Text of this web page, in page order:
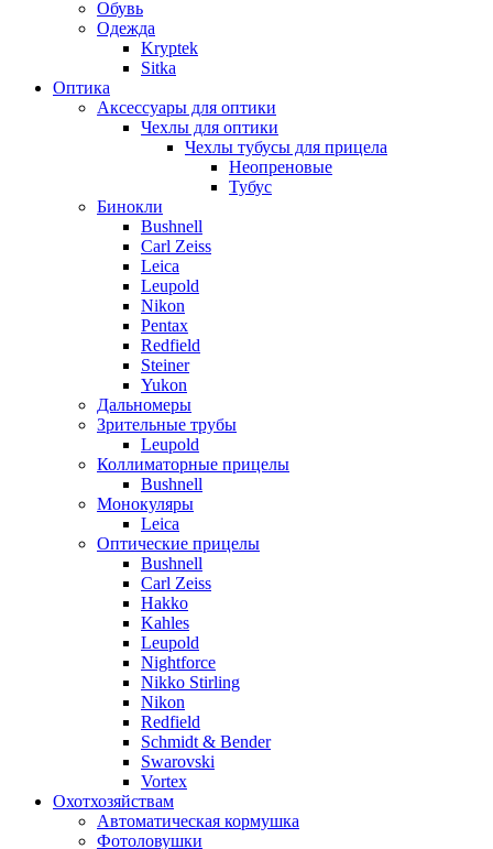
Обувь
Одежда
Kryptek
Sitka
Оптика
Аксессуары для оптики
Чехлы для оптики
Чехлы тубусы для прицела
Неопреновые
Тубус
Бинокли
Bushnell
Carl Zeiss
Leica
Leupold
Nikon
Pentax
Redfield
Steiner
Yukon
Дальномеры
Зрительные трубы
Leupold
Коллиматорные прицелы
Bushnell
Монокуляры
Leica
Оптические прицелы
Bushnell
Carl Zeiss
Hakko
Kahles
Leupold
Nightforce
Nikko Stirling
Nikon
Redfield
Schmidt & Bender
Swarovski
Vortex
Охотхозяйствам
Автоматическая кормушка
Фотоловушки